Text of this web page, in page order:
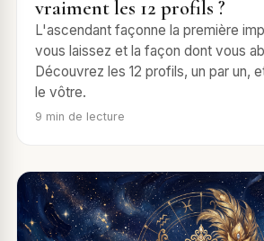
vraiment les 12 profils ?
L'ascendant façonne la première
vous laissez et la façon dont vous
Découvrez les 12 profils, un par un,
le vôtre.
9 min de lecture